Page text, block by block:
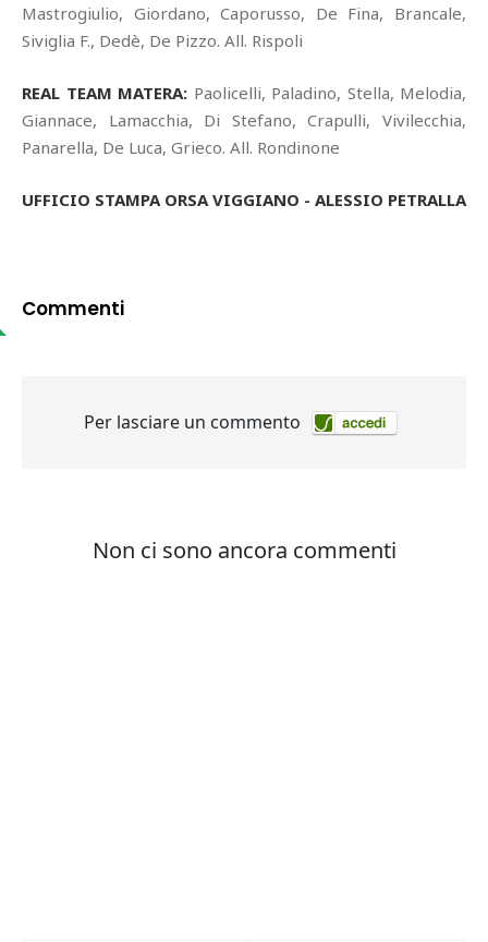
Mastrogiulio, Giordano, Caporusso, De Fina, Brancale,
Siviglia F., Dedè, De Pizzo. All. Rispoli
REAL TEAM MATERA: Paolicelli, Paladino, Stella, Melodia,
Giannace, Lamacchia, Di Stefano, Crapulli, Vivilecchia,
Panarella, De Luca, Grieco. All. Rondinone
UFFICIO STAMPA ORSA VIGGIANO - ALESSIO PETRALLA
Commenti